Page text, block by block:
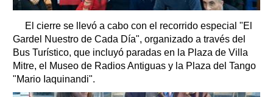
El cierre se llevó a cabo con el recorrido especial "El
Gardel Nuestro de Cada Día", organizado a través del
Bus Turístico, que incluyó paradas en la Plaza de Villa
Mitre, el Museo de Radios Antiguas y la Plaza del Tango
"Mario Iaquinandi".